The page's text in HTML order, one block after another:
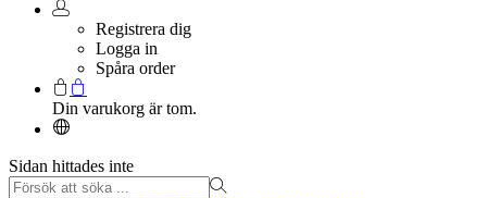
Registrera dig
Logga in
Spåra order
Din varukorg är tom.
Sidan hittades inte